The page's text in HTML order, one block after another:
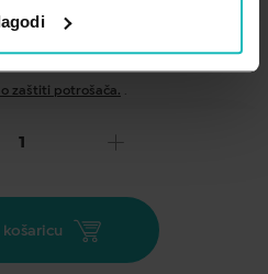
zaštiti potrošača. .
1000 + Kurkuma Vegan je
košaricu